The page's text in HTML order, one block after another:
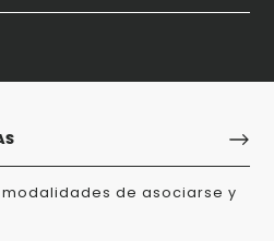
de asociarse y